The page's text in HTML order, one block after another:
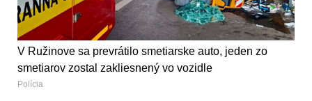
V Ružinove sa prevrátilo smetiarske auto, jeden zo
smetiarov zostal zakliesnený vo vozidle
Polícia